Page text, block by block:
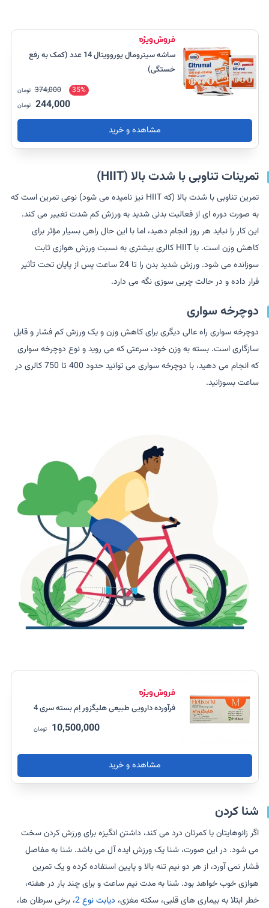
ساشه سیترومال یوروویتال 14 عدد (کمک به رفع
خستگی)
35%
374,000 تومان
244,000 تومان
مشاهده و خرید
تمرینات تناوبی با شدت بالا (HIIT)
تمرین تناوبی با شدت بالا (که HIIT نیز نامیده می شود) نوعی تمرین است که
به صورت دوره ای از فعالیت بدنی شدید به ورزش کم شدت تغییر می کند.
این کار را نباید هر روز انجام دهید، اما با این حال راهی بسیار مؤثر برای
کاهش وزن است. با HIIT کالری بیشتری به نسبت ورزش هوازی ثابت
سوزانده می شود. ورزش شدید بدن را تا 24 ساعت پس از پایان تحت تأثیر
قرار داده و در حالت چربی سوزی نگه می دارد.
دوچرخه سواری
دوچرخه سواری راه عالی دیگری برای کاهش وزن و یک ورزش کم فشار و قابل
سازگاری است. بسته به وزن خود، سرعتی که می روید و نوع دوچرخه سواری
که انجام می دهید، با دوچرخه سواری می توانید حدود 400 تا 750 کالری در
ساعت بسوزانید.
فرآورده دارویی طبیعی هلیگزور اِم بسته سری 4
10,500,000 تومان
مشاهده و خرید
شنا کردن
اگر زانوهایتان یا کمرتان درد می کند، داشتن انگیزه برای ورزش کردن سخت
می شود. در این صورت، شنا یک ورزش ایده آل می باشد. شنا به مفاصل
فشار نمی آورد، از هر دو نیم تنه بالا و پایین استفاده کرده و یک تمرین
هوازی خوب خواهد بود. شنا به مدت نیم ساعت و برای چند بار در هفته،
خطر ابتلا به بیماری های قلبی، سکته مغزی، دیابت نوع 2 ، برخی سرطان ها،